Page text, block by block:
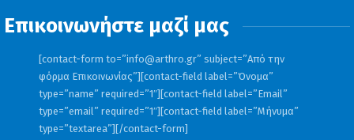
Επικοινωνήστε μαζί μας
[contact-form to=”info@arthro.gr” subject=”Από την
φόρμα Επικοινωνίας”][contact-field label=”Όνομα”
type=”name” required=”1″][contact-field label=”Email”
type=”email” required=”1″][contact-field label=”Μήνυμα”
type=”textarea”][/contact-form]